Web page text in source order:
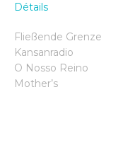
Détails
Fließende Grenze
Kansanradio
O Nosso Reino
Mother’s